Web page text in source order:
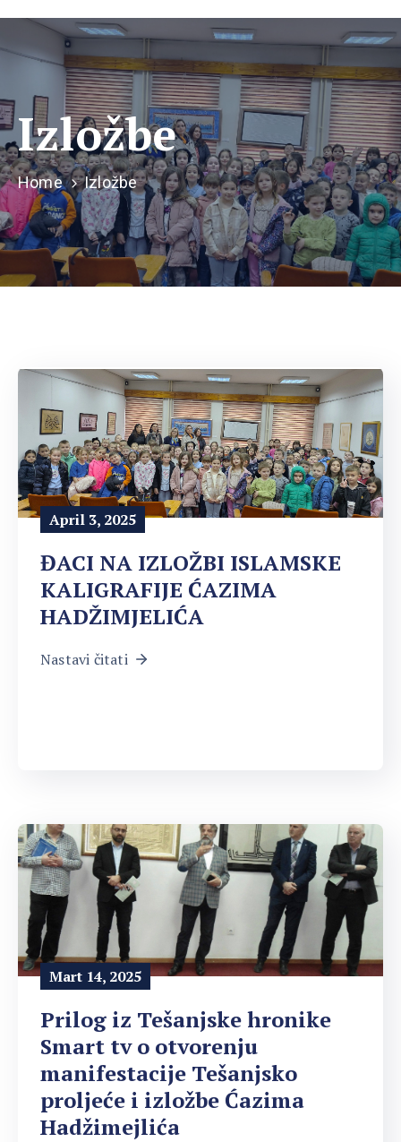
Izložbe
Home Izložbe
April 3, 2025
ĐACI NA IZLOŽBI ISLAMSKE
KALIGRAFIJE ĆAZIMA
HADŽIMJELIĆA
Nastavi čitati
Mart 14, 2025
Prilog iz Tešanjske hronike
Smart tv o otvorenju
manifestacije Tešanjsko
proljeće i izložbe Ćazima
Hadžimejlića